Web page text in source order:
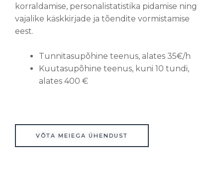
korraldamise, personalistatistika pidamise ning
vajalike käskkirjade ja tõendite vormistamise
eest.
Tunnitasupõhine teenus, alates 35€/h
Kuutasupõhine teenus, kuni 10 tundi,
alates 400 €
VÕTA MEIEGA ÜHENDUST